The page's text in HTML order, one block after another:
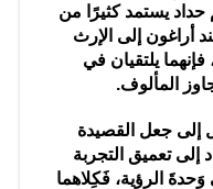
يستمد كثيرًا من
أراغون إلى الإرث
يلتقيان في
المألوف.
إلى جعل القصيدة
إلى تعميق التجربة
وَحدةَ الرؤية، فَكِلاهما